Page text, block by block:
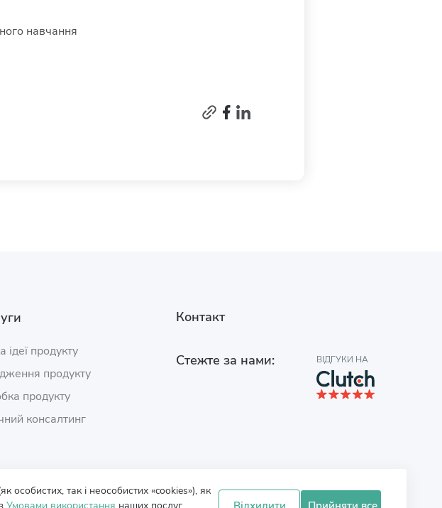
так і неособистих «cookies»), як
навчання
ідеї продукту
продукту
продукту
консалтинг
Контакт
Стежте за нами: ВІДГУКИ НА